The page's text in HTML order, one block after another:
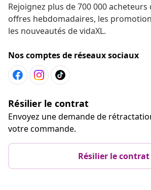
Rejoignez plus de 700 000
offres hebdomadaires, les
les nouveautés de vidaXL.
Nos comptes de réseaux sociaux
Résilier le contrat
Envoyez une demande de
votre commande.
Résilier le contrat